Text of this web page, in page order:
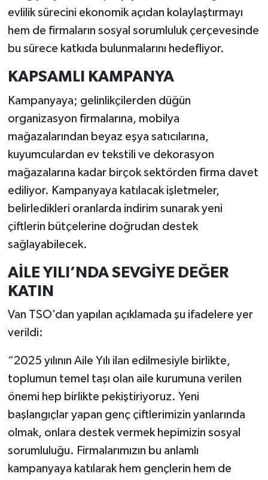
evlilik sürecini ekonomik açıdan kolaylaştırmayı
hem de firmaların sosyal sorumluluk çerçevesinde
bu sürece katkıda bulunmalarını hedefliyor.
KAPSAMLI KAMPANYA
Kampanyaya; gelinlikçilerden düğün
organizasyon firmalarına, mobilya
mağazalarından beyaz eşya satıcılarına,
kuyumculardan ev tekstili ve dekorasyon
mağazalarına kadar birçok sektörden firma davet
ediliyor. Kampanyaya katılacak işletmeler,
belirledikleri oranlarda indirim sunarak yeni
çiftlerin bütçelerine doğrudan destek
sağlayabilecek.
AİLE YILI’NDA SEVGİYE DEĞER
KATIN
Van TSO’dan yapılan açıklamada şu ifadelere yer
verildi:
“2025 yılının Aile Yılı ilan edilmesiyle birlikte,
toplumun temel taşı olan aile kurumuna verilen
önemi hep birlikte pekiştiriyoruz. Yeni
başlangıçlar yapan genç çiftlerimizin yanlarında
olmak, onlara destek vermek hepimizin sosyal
sorumluluğu. Firmalarımızın bu anlamlı
kampanyaya katılarak hem gençlerin hem de